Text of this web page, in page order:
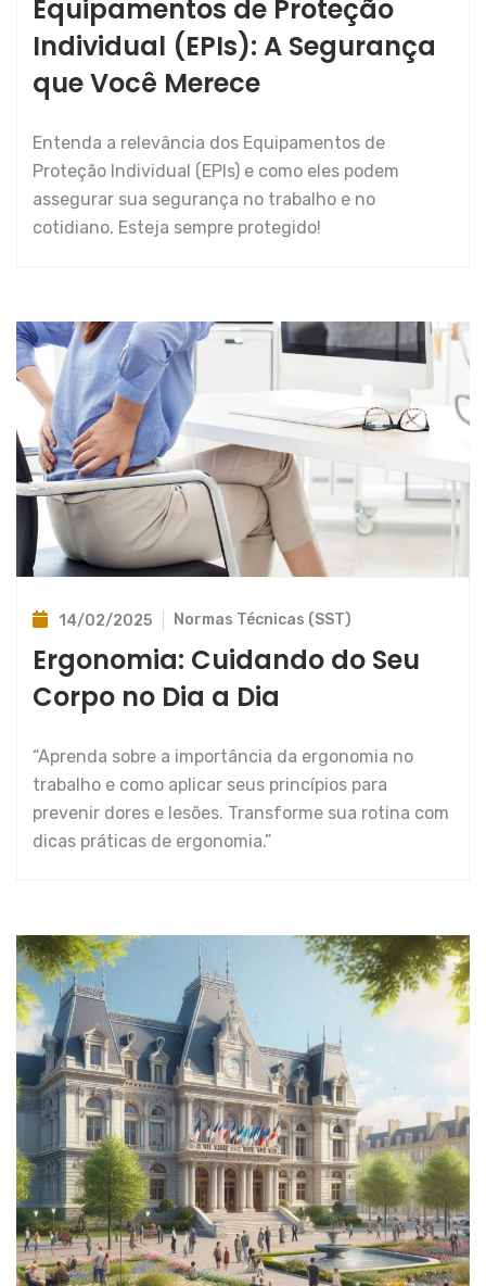
Equipamentos de Proteção
Individual (EPIs): A Segurança
que Você Merece
Entenda a relevância dos Equipamentos de
Proteção Individual (EPIs) e como eles podem
assegurar sua segurança no trabalho e no
cotidiano. Esteja sempre protegido!
14/02/2025 Normas Técnicas (SST)
Ergonomia: Cuidando do Seu
Corpo no Dia a Dia
“Aprenda sobre a importância da ergonomia no
trabalho e como aplicar seus princípios para
prevenir dores e lesões. Transforme sua rotina com
dicas práticas de ergonomia.”